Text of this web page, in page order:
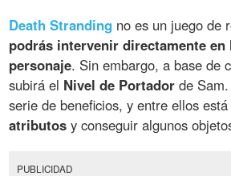
Death Stranding no es un juego de
podrás intervenir directamente
personaje. Sin embargo, a base de
subirá el Nivel de Portador de
serie de beneficios, y entre ellos
atributos y conseguir algunos
PUBLICIDAD